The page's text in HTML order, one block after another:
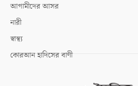
আগামীদের আসর
নারী
স্বাস্থ্য
কোরআন হাদিসের বাণী